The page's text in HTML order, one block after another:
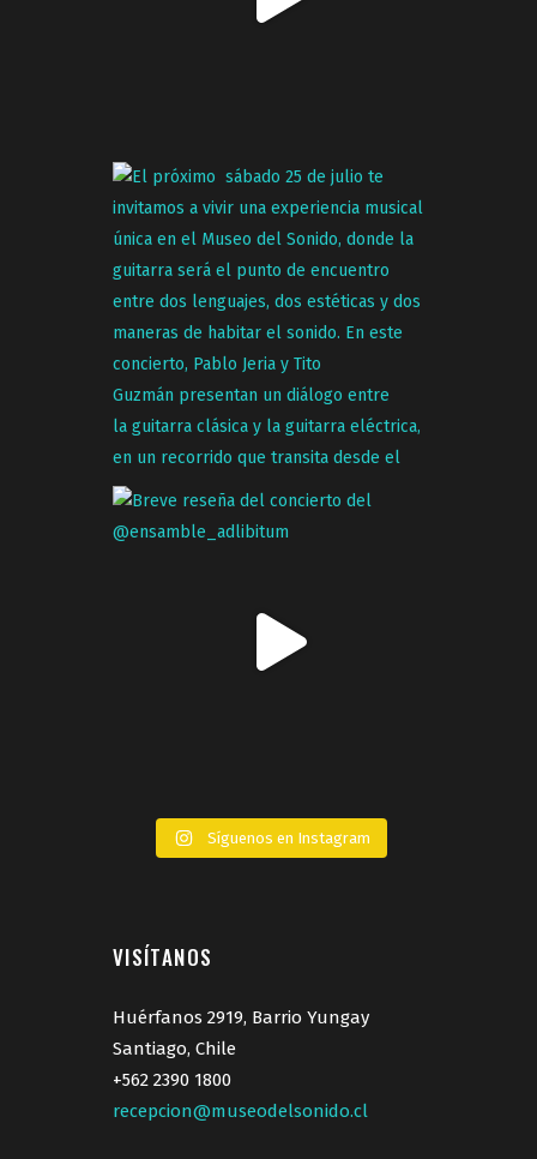
Síguenos en Instagram
VISÍTANOS
Huérfanos 2919, Barrio Yungay
Santiago, Chile
+562 2390 1800
recepcion@museodelsonido.cl